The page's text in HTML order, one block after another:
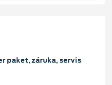
paket, záruka, servis